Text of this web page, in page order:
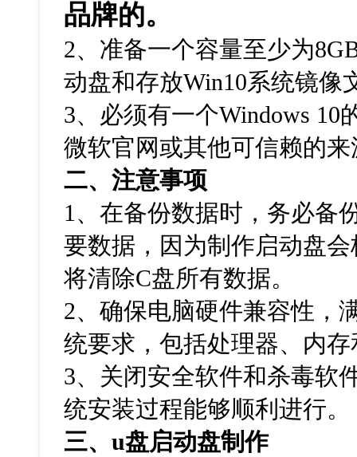
品牌的。
2、准备一个容量至少为
动盘和存放Win10系统镜像
3、必须有一个Windows 10
微软官网或其他可信赖的
二、注意事项
1 、在备份数据时，务必备
要数据，因为制作启动盘会
将清除C盘所有数据。
2、确保电脑硬件兼容性，
统要求，包括处理器、内
3、关闭安全软件和杀毒软
统安装过程能够顺利进行。
三、u盘启动盘制作